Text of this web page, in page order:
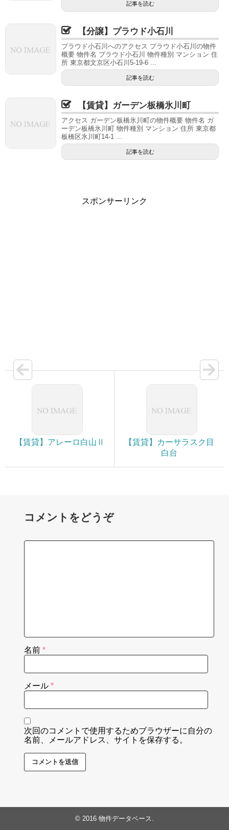
記事を読む
【分譲】プラウド小石川
プラウド小石川へのアクセス プラウド小石川の物件
概要 物件名 プラウド小石川 物件種別 マンション 住
所 東京都文京区小石川5-19-6 ...
記事を読む
【賃貸】ガーデン板橋氷川町
アクセス ガーデン板橋氷川町の物件概要 物件名 ガ
ーデン板橋氷川町 物件種別 マンション 住所 東京都
板橋区氷川町14-1 ...
記事を読む
スポンサーリンク
【賃貸】アレーロ白山Ⅱ
【賃貸】カーサラスク目
白台
コメントをどうぞ
名前 *
メール *
次回のコメントで使用するためブラウザーに自分の
名前、メールアドレス、サイトを保存する。
© 2016 物件データベース.